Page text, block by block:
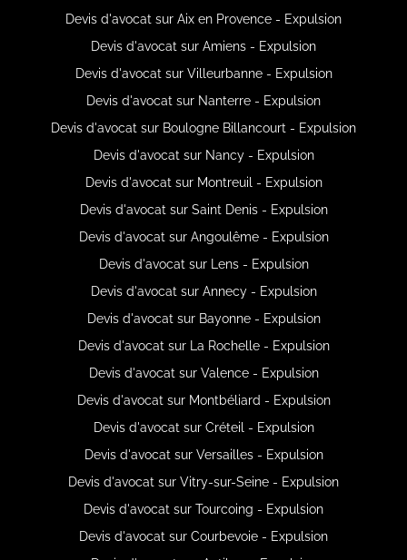
Devis d'avocat sur Aix en Provence - Expulsion
Devis d'avocat sur Amiens - Expulsion
Devis d'avocat sur Villeurbanne - Expulsion
Devis d'avocat sur Nanterre - Expulsion
Devis d'avocat sur Boulogne Billancourt - Expulsion
Devis d'avocat sur Nancy - Expulsion
Devis d'avocat sur Montreuil - Expulsion
Devis d'avocat sur Saint Denis - Expulsion
Devis d'avocat sur Angoulême - Expulsion
Devis d'avocat sur Lens - Expulsion
Devis d'avocat sur Annecy - Expulsion
Devis d'avocat sur Bayonne - Expulsion
Devis d'avocat sur La Rochelle - Expulsion
Devis d'avocat sur Valence - Expulsion
Devis d'avocat sur Montbéliard - Expulsion
Devis d'avocat sur Créteil - Expulsion
Devis d'avocat sur Versailles - Expulsion
Devis d'avocat sur Vitry-sur-Seine - Expulsion
Devis d'avocat sur Tourcoing - Expulsion
Devis d'avocat sur Courbevoie - Expulsion